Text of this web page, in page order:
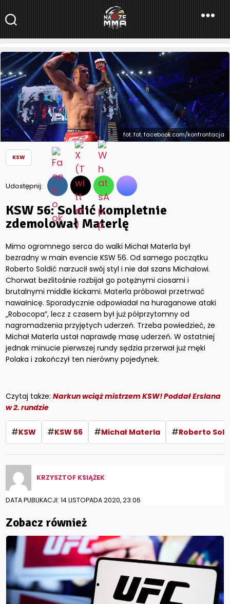
NaszeMMA
NaszeMMA.pl»Aktualności»Polskie MMA»KSW»KSW 56: Soldić
kompletnie zdemolował Materlę
fot. fot. facebook.com/konfrontacja
KSW
Udostępnij:
KSW 56: Soldić kompletnie
zdemolował Materlę
Mimo ogromnego serca do walki Michał Materla był
bezradny w main evencie KSW 56. Od samego początku
Roberto Soldić narzucił swój styl i nie dał szans Michałowi.
Chorwat bezlitośnie rozbijał go potężnymi ciosami i
brutalnymi middle kickami. Materla próbował przetrwać
nawałnicę. Sporadycznie odpowiadał na huraganowe ataki
„Robocopa”, lecz z czasem był już półprzytomny od
nagromadzenia przyjętych uderzeń. Trzeba powiedzieć, że
Michał Materla ustał naprawdę masę uderzeń. W ostatniej
jednak minucie pierwszej rundy sędzia przerwał już męki
Polaka i zakończył ten nierówny pojedynek.
Czytaj także:Narkun wciąż mistrzem KSW! Poddał Erslana
w 2. rundzie
#KSW #KSW 56 #Michał Materla #Roberto
KRZYSZTOF KSIĄŻEK
DATA PUBLIKACJI: 14 LISTOPADA 2020, 23:06
Zobacz również